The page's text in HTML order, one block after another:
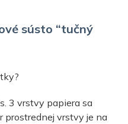
sústo “tučný
3 vrstvy papiera sa
prostrednej vrstvy je na